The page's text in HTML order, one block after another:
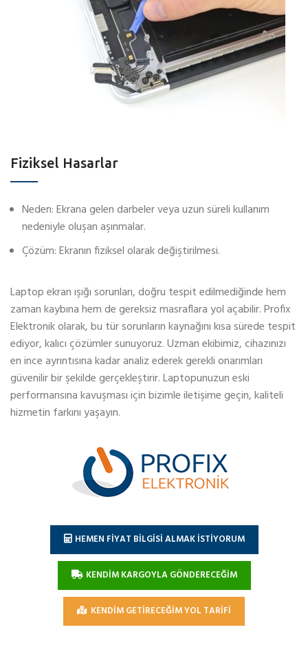
Fiziksel Hasarlar
Neden: Ekrana gelen darbeler veya uzun süreli kullanım
nedeniyle oluşan aşınmalar.
Çözüm: Ekranın fiziksel olarak değiştirilmesi.
Laptop ekran ışığı sorunları, doğru tespit edilmediğinde hem
zaman kaybına hem de gereksiz masraflara yol açabilir. Profix
Elektronik olarak, bu tür sorunların kaynağını kısa sürede tespit
ediyor, kalıcı çözümler sunuyoruz. Uzman ekibimiz, cihazınızı
en ince ayrıntısına kadar analiz ederek gerekli onarımları
güvenilir bir şekilde gerçekleştirir. Laptopunuzun eski
performansına kavuşması için bizimle iletişime geçin, kaliteli
hizmetin farkını yaşayın.
HEMEN FİYAT BİLGİSİ ALMAK İSTİYORUM
KENDİM KARGOYLA GÖNDERECEĞİM
KENDİM GETİRECEĞİM YOL TARİFİ